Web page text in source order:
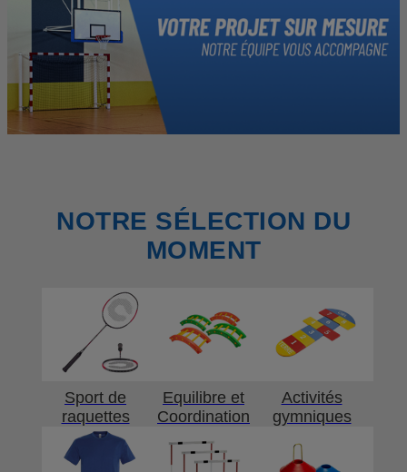
NOTRE SÉLECTION DU
MOMENT
Sport de
raquettes
Equilibre et
Coordination
Activités
gymniques